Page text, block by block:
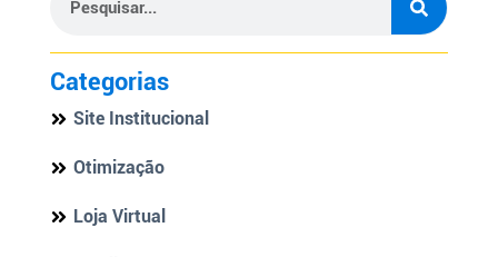
Categorias
Site Institucional
Otimização
Loja Virtual